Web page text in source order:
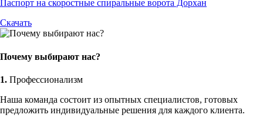
Паспорт на скоростные спиральные ворота Дорхан
Скачать
Почему выбирают нас?
1. Профессионализм
Наша команда состоит из опытных специалистов, готовых
предложить индивидуальные решения для каждого клиента.